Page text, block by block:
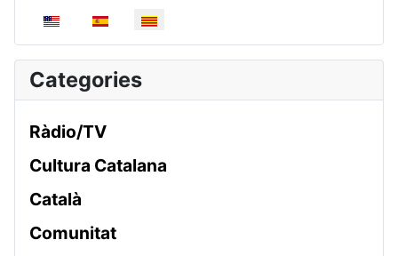
Seleccioni el seu idioma
Categories
Ràdio/TV
Cultura Catalana
Català
Comunitat